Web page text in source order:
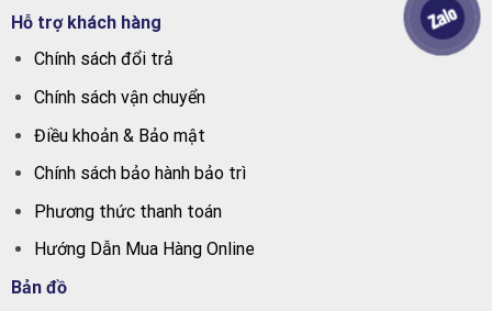
Hỗ trợ khách hàng
Chính sách đổi trả
Chính sách vận chuyển
Điều khoản & Bảo mật
Chính sách bảo hành bảo trì
Phương thức thanh toán
Hướng Dẫn Mua Hàng Online
Bản đồ